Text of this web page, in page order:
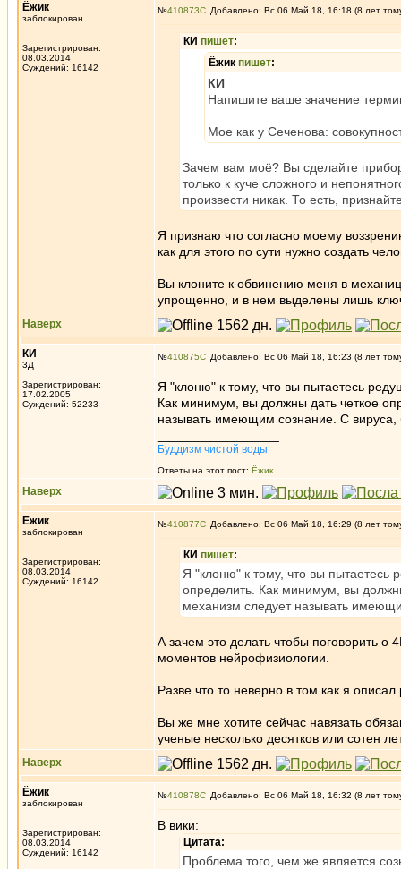
Ёжик
заблокирован
Зарегистрирован:
08.03.2014
Суждений: 16142
№410873 Добавлено: Вс 06 Май 18, 16:18 (8 лет
КИ пишет:
Ёжик пишет:
КИ
Напишите ваше значение
Мое как у Сеченова:
Зачем вам моё? Вы сделайте
только к куче сложного и
произвести никак. То есть,
Я признаю что согласно моему
как для этого по сути нужно создать
Вы клоните к обвинению меня в
упрощенно, и в нем выделены лишь
Наверх
КИ
3Д
Зарегистрирован:
17.02.2005
Суждений: 52233
№410875 Добавлено: Вс 06 Май 18, 16:23 (8 лет
Я "клоню" к тому, что вы пытаетесь
Как минимум, вы должны дать четкое
называть имеющим сознание. С вируса,
Буддизм чистой воды
Ответы на этот пост: Ёжик
Наверх
Ёжик
заблокирован
Зарегистрирован:
08.03.2014
Суждений: 16142
№410877 Добавлено: Вс 06 Май 18, 16:29 (8 лет
КИ пишет:
Я "клоню" к тому, что вы пытаетесь
определить. Как минимум, вы
механизм следует называть
А зачем это делать чтобы поговорить
моментов нейрофизиологии.
Разве что то неверно в том как я
Вы же мне хотите сейчас навязать
ученые несколько десятков или сотен
Наверх
Ёжик
заблокирован
Зарегистрирован:
08.03.2014
Суждений: 16142
№410878 Добавлено: Вс 06 Май 18, 16:32 (8 лет
В вики:
Цитата:
Проблема того, чем же является